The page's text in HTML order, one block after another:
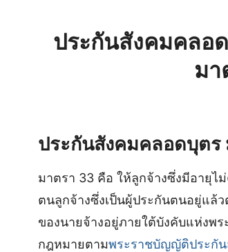
ประกันสังคมคลอ
มา
ประกันสังคมคลอดบุตร
มาตรา 33 คือ ให้ลูกจ้างซึ่งมีอายุ
ตนลูกจ้างซึ่งเป็นผู้ประกันตนอยู่แล้
ของนายจ้างอยู่ภายใต้บังคับแห่งพ
กฎหมายตามพระราชบัญญัติประกั